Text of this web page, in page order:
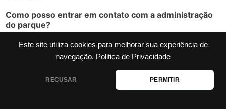
Este site utiliza cookies para melhorar sua experiência de
navegação. Politica de Privacidade
RECUSAR PERMITIR
Como posso entrar em contato com a administração
do parque?
Você pode entrar em contato pelo e-mail:
dapn.sema@portovelho.ro.gov.br.